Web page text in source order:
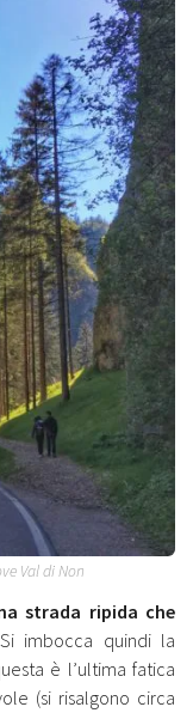
Val di Non
strada ripida che
imbocca quindi la
è l’ultima fatica
(si risalgono circa